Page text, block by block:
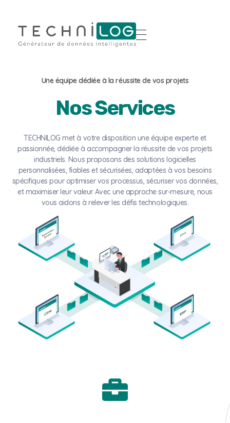
Une équipe dédiée à la réussite de vos projets
Nos Services
TECHNILOG met à votre disposition une équipe experte et
passionnée, dédiée à accompagner la réussite de vos projets
industriels. Nous proposons des solutions logicielles
personnalisées, fiables et sécurisées, adaptées à vos besoins
spécifiques pour optimiser vos processus, sécuriser vos données,
et maximiser leur valeur. Avec une approche sur-mesure, nous
vous aidons à relever les défis technologiques.